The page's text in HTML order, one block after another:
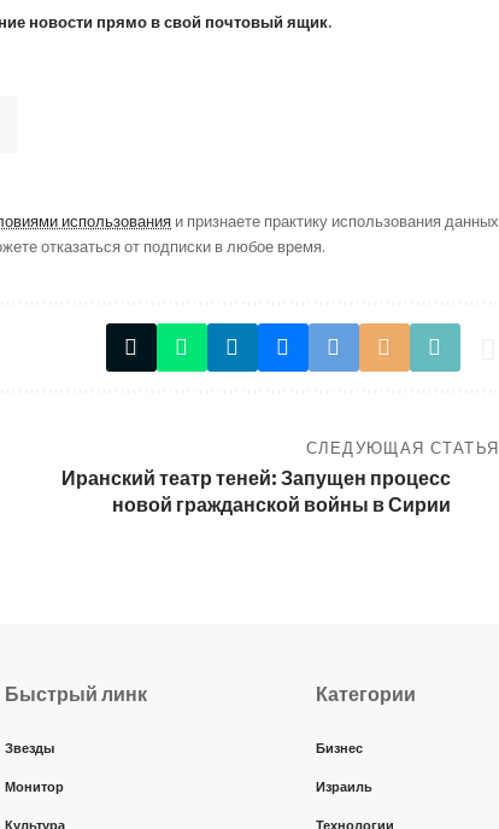
новости прямо в свой почтовый ящик.
использования и признаете практику использования данных
отказаться от подписки в любое время.
СЛЕДУЮЩАЯ СТАТЬЯ
Иранский театр теней: Запущен процесс
новой гражданской войны в Сирии
Быстрый линк
Звезды
Монитор
Культура
Категории
Бизнес
Израиль
Технологии